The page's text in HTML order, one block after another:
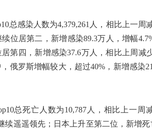
总感染人数为4,379,261人，相比上一
续位居第二，新增感染89.3万人，增幅
居第四，新增感染37.6万人，相比上周
俄罗斯增幅较大，超过40%，新增感
总死亡人数为10,787人，相比上一
续遥遥领先；日本上升至第二位，新增